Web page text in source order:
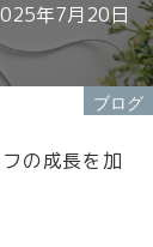
年7月20日
の成長を加
ブログ